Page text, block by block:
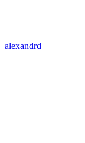
alexandrd